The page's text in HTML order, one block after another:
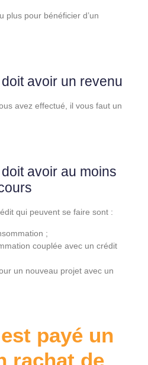
plus pour bénéficier d’un
doit avoir un revenu
avez effectué, il vous faut un
avoir au moins
qui peuvent se faire sont :
;
couplée avec un crédit
un nouveau projet avec un
payé un
rachat de